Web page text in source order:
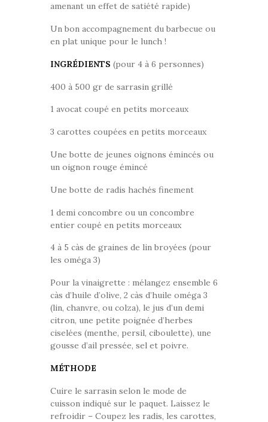
amenant un effet de satiété rapide)
Un bon accompagnement du barbecue ou
en plat unique pour le lunch !
INGRÉDIENTS (pour 4 à 6 personnes)
400 à 500 gr de sarrasin grillé
1 avocat coupé en petits morceaux
3 carottes coupées en petits morceaux
Une botte de jeunes oignons émincés ou
un oignon rouge émincé
Une botte de radis hachés finement
1 demi concombre ou un concombre
entier coupé en petits morceaux
4 à 5 càs de graines de lin broyées (pour
les oméga 3)
Pour la vinaigrette : mélangez ensemble 6
càs d’huile d’olive, 2 càs d’huile oméga 3
(lin, chanvre, ou colza), le jus d’un demi
citron, une petite poignée d’herbes
ciselées (menthe, persil, ciboulette), une
gousse d’ail pressée, sel et poivre.
MÉTHODE
Cuire le sarrasin selon le mode de
cuisson indiqué sur le paquet. Laissez le
refroidir – Coupez les radis, les carottes,